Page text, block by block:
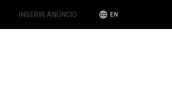
INSERIR ANÚNCIO EN